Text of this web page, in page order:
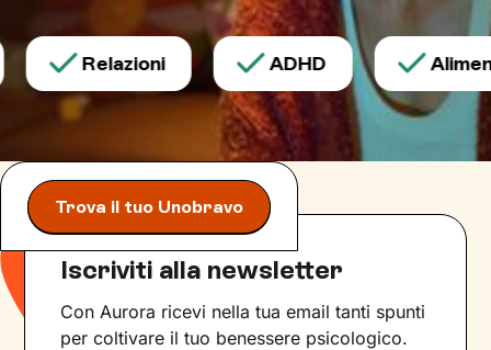
Relazioni ADHD
Trova il tuo Unobravo
Iscriviti alla newsletter
Con Aurora ricevi nella tua email tanti spunti
per coltivare il tuo benessere psicologico.